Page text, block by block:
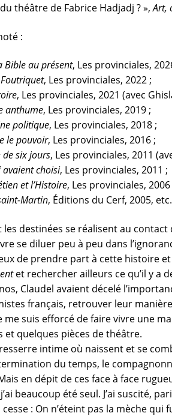
théâtre de Fabrice Hadjadj ? »,Art,
:
Bible au présent, Les provinciales,
, Les provinciales, 2022 ;
, Les provinciales, 2021 (avec
anthume, Les provinciales, 2019 ;
politique, Les provinciales, 2018 ;
le pouvoir, Les provinciales, 2016 ;
de six jours, Les provinciales, 2011
avaient choisi, Les provinciales, 2011 ;
et l’Histoire, Les provinciales, 2006
Martin, Éditions du Cerf, 2005, etc.
destinées se réalisent au
se diluer peu à peu dans
de prendre part à cette histoire
et rechercher ailleurs ce qu’il y a
, Claudel avaient décelé
français, retrouver leur
suis efforcé de faire vivre une
et quelques pièces de théâtre.
resserre intime où naissent et se
du temps, le
en dépit de ces face à face
beaucoup été seul. J’ai suscité,
: On n’éteint pas la mèche